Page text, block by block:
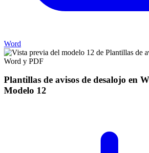
Word
Plantillas de avisos de desalojo en
Modelo 12